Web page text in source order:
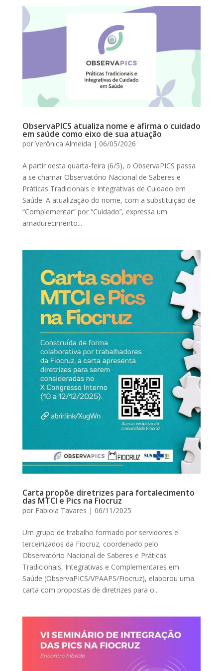
ObservaPICS atualiza nome e afirma o cuidado
em saúde como eixo de sua atuação
por Verônica Almeida | 06/05/2026
A partir desta quarta-feira (6/5), o ObservaPICS passa
a se chamar Observatório Nacional de Saberes e
Práticas Tradicionais e Integrativas de Cuidado em
Saúde. A atualização do nome, com a substituição de
“Complementar” por “Cuidado”, expressa um
amadurecimento...
Carta propõe diretrizes para fortalecimento
das MTCI e Pics na Fiocruz
por Fabiola Tavares | 06/11/2025
Um grupo de trabalho formado por servidores e
terceirizados da Fiocruz, coordenado pelo
Observatório Nacional de Saberes e Práticas
Tradicionais, Integrativas e Complementares em
Saúde (ObservaPICS/VPAAPS/Fiocruz), elaborou uma
carta com propostas de diretrizes para o...